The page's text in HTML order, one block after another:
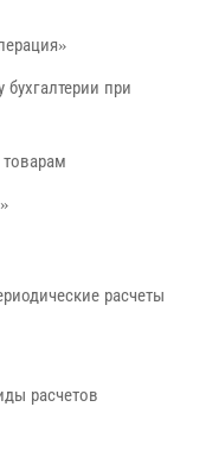
при
расчеты
расчетов